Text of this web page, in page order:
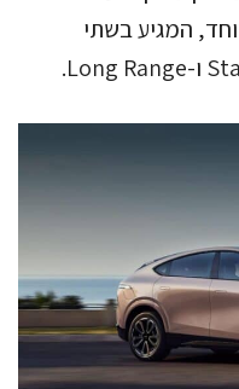
המגיע בשתי